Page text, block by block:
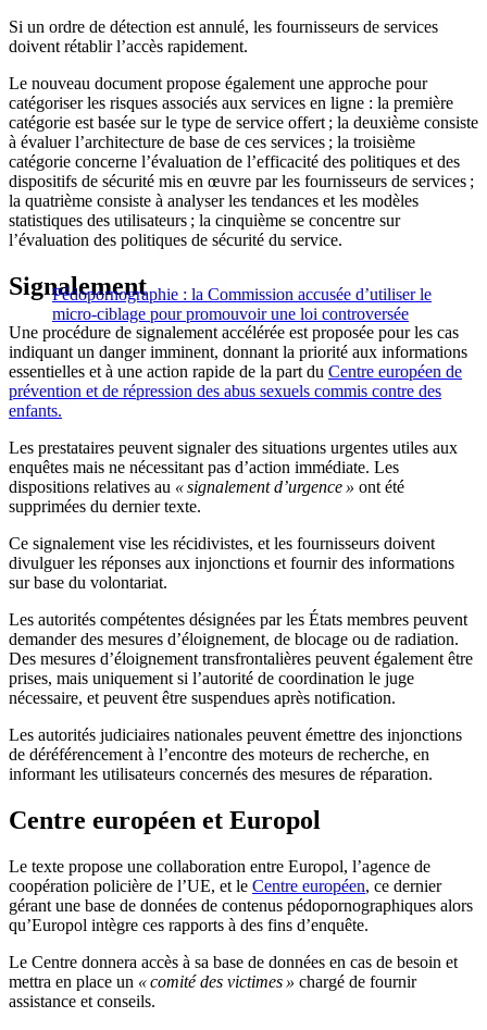
Si un ordre de détection est annulé, les fournisseurs de services
doivent rétablir l’accès rapidement.
Le nouveau document propose également une approche pour
catégoriser les risques associés aux services en ligne : la première
catégorie est basée sur le type de service offert ; la deuxième consiste
à évaluer l’architecture de base de ces services ; la troisième
catégorie concerne l’évaluation de l’efficacité des politiques et des
dispositifs de sécurité mis en œuvre par les fournisseurs de services ;
la quatrième consiste à analyser les tendances et les modèles
statistiques des utilisateurs ; la cinquième se concentre sur
l’évaluation des politiques de sécurité du service.
Pédopornographie : la Commission accusée d’utiliser le
micro-ciblage pour promouvoir une loi controversée
Signalement
Une procédure de signalement accélérée est proposée pour les cas
indiquant un danger imminent, donnant la priorité aux informations
essentielles et à une action rapide de la part du Centre européen de
prévention et de répression des abus sexuels commis contre des
enfants.
Les prestataires peuvent signaler des situations urgentes utiles aux
enquêtes mais ne nécessitant pas d’action immédiate. Les
dispositions relatives au « signalement d’urgence » ont été
supprimées du dernier texte.
Ce signalement vise les récidivistes, et les fournisseurs doivent
divulguer les réponses aux injonctions et fournir des informations
sur base du volontariat.
Les autorités compétentes désignées par les États membres peuvent
demander des mesures d’éloignement, de blocage ou de radiation.
Des mesures d’éloignement transfrontalières peuvent également être
prises, mais uniquement si l’autorité de coordination le juge
nécessaire, et peuvent être suspendues après notification.
Les autorités judiciaires nationales peuvent émettre des injonctions
de déréférencement à l’encontre des moteurs de recherche, en
informant les utilisateurs concernés des mesures de réparation.
Centre européen et Europol
Le texte propose une collaboration entre Europol, l’agence de
coopération policière de l’UE, et le Centre européen, ce dernier
gérant une base de données de contenus pédopornographiques alors
qu’Europol intègre ces rapports à des fins d’enquête.
Le Centre donnera accès à sa base de données en cas de besoin et
mettra en place un « comité des victimes » chargé de fournir
assistance et conseils.